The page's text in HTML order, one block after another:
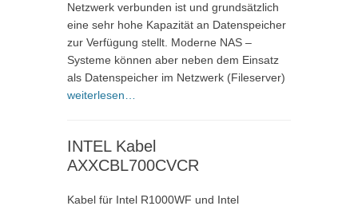
Netzwerk verbunden ist und grundsätzlich
eine sehr hohe Kapazität an Datenspeicher
zur Verfügung stellt. Moderne NAS –
Systeme können aber neben dem Einsatz
als Datenspeicher im Netzwerk (Fileserver)
weiterlesen…
INTEL Kabel
AXXCBL700CVCR
Kabel für Intel R1000WF und Intel